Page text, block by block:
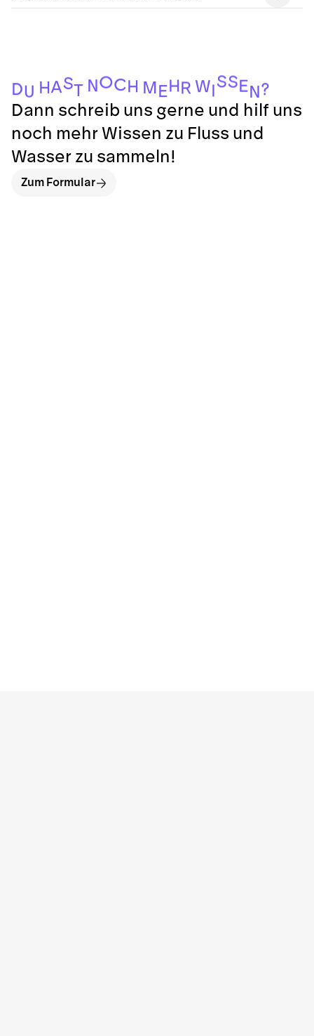
DU H AST NOC H M E H R WI
SS E N ?
Dann schreib uns gerne und hilf uns
noch mehr Wissen zu Fluss und
Wasser zu sammeln!
Zum Formular